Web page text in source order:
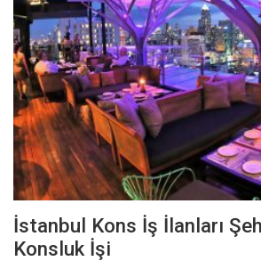
İstanbul Kons İş İlanları
Konsluk İşi